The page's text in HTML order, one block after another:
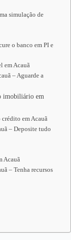
simulação de
o banco em PI e
em Acauã
– Aguarde a
imobiliário em
em Acauã
– Deposite tudo
Acauã
– Tenha recursos